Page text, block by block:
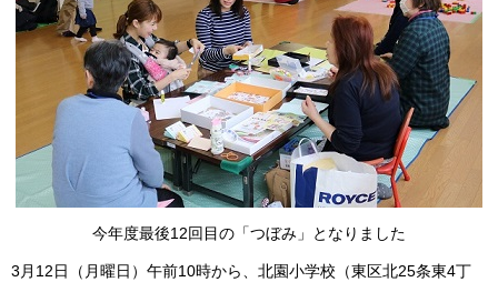
今年度最後12回目の「つぼみ」となりました
3月12日（月曜日）午前10時から、北園小学校（東区北25条東4丁